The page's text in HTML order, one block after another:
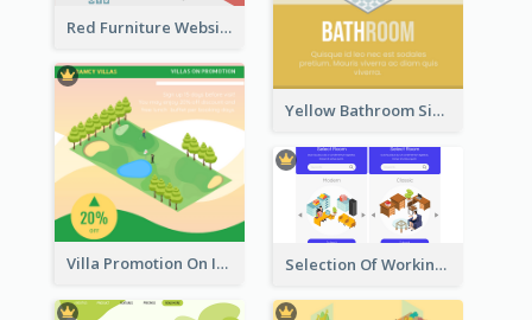
Red Furniture Website Landing Page With Isometric Diagram
Yellow Bathroom Sign With Isometric Diagram
Villa Promotion On Instagram With Isometric Diagram Selection Of Working Space With Isometric Graphics